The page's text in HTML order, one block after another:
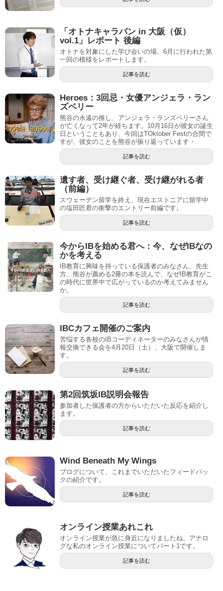
「オトナキャラバン in 大阪（仮）
vol.1」レポート 後編
オトナを対象にした学び会いの場、6月に行われた第
一回の模様をレポートします。
記事を読む
Heroes：3回忌・女優アンジェラ・ラン
ズベリー
熊谷の永遠の推し、アンジェラ・ランズベリーさん
が亡くなって2年が経ちます。10月16日が彼女の誕生
日ということもあり、今回はTOktober Festの合間で
すが、彼女のことを熊谷が振り返っています・
記事を読む
遺す者、受け継ぐ者、受け継がれる者
（前編）
スウェーデン留学を終え、現在エストニアに留学中
の塩田匠君の衝撃のエントリー前編です。
記事を読む
今からIBを始める君へ：今、なぜIBなの
かを考える
IB教育に興味を持っている保護者のみなさん、先生
方、熊谷が薦める2冊の本を読んで、なぜIB教育がこ
の時代に世界中で広がっているのか考えてみません
か。
記事を読む
IBCカフェ開催のご案内
苦悩する各校のIBコーディネーターのみなさんが情
報交換できる会を4月20日（土）、大阪で開催しま
す。
記事を読む
第2回筑坂IB説明会報告
参加者した保護者の方からいただいた反応を紹介し
ます。
記事を読む
Wind Beneath My Wings
ブログについて、これまでいただいたフィードバッ
クの紹介です。
記事を読む
オンライン授業あれこれ
オンライン授業が急に身近になりましたね。アナロ
グな私のオンライン授業についてパート1です。
記事を読む